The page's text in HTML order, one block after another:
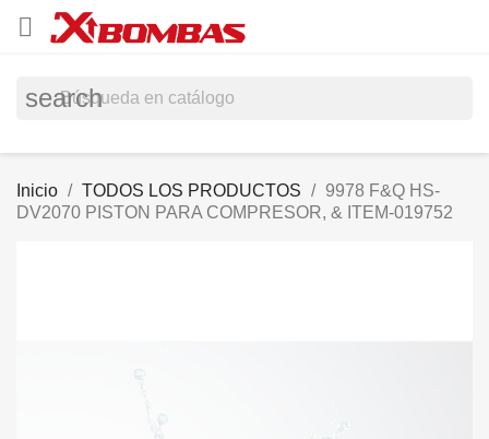

search
Inicio TODOS LOS PRODUCTOS
9978 F&Q HS-
DV2070 PISTON PARA COMPRESOR, & ITEM-019752